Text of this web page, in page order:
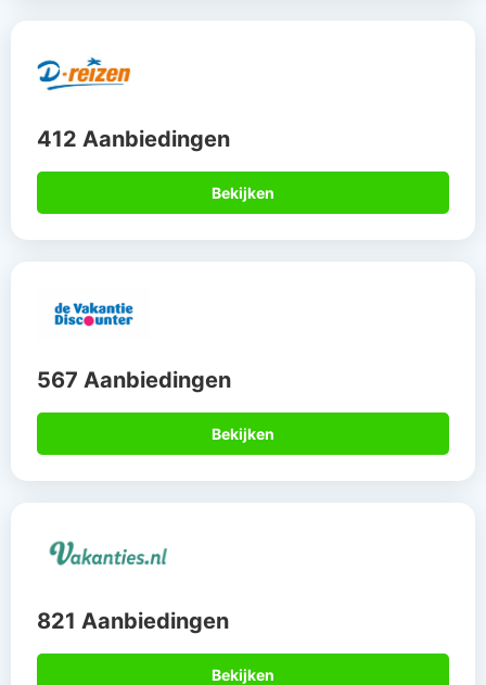
412 Aanbiedingen
Bekijken
567 Aanbiedingen
Bekijken
821 Aanbiedingen
Bekijken